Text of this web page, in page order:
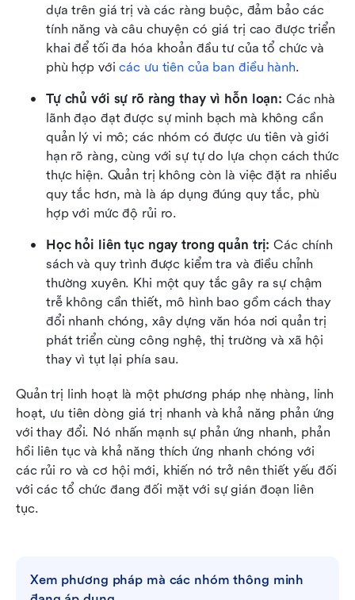
dựa trên giá trị và các ràng buộc, đảm bảo các
tính năng và câu chuyện có giá trị cao được triển
khai để tối đa hóa khoản đầu tư của tổ chức và
phù hợp với các ưu tiên của ban điều hành.
Tự chủ với sự rõ ràng thay vì hỗn loạn: Các nhà
lãnh đạo đạt được sự minh bạch mà không cần
quản lý vi mô; các nhóm có được ưu tiên và giới
hạn rõ ràng, cùng với sự tự do lựa chọn cách thức
thực hiện. Quản trị không còn là việc đặt ra nhiều
quy tắc hơn, mà là áp dụng đúng quy tắc, phù
hợp với mức độ rủi ro.
Học hỏi liên tục ngay trong quản trị: Các chính
sách và quy trình được kiểm tra và điều chỉnh
thường xuyên. Khi một quy tắc gây ra sự chậm
trễ không cần thiết, mô hình bao gồm cách thay
đổi nhanh chóng, xây dựng văn hóa nơi quản trị
phát triển cùng công nghệ, thị trường và xã hội
thay vì tụt lại phía sau.
Quản trị linh hoạt là một phương pháp nhẹ nhàng, linh
hoạt, ưu tiên dòng giá trị nhanh và khả năng phản ứng
với thay đổi. Nó nhấn mạnh sự phản ứng nhanh, phản
hồi liên tục và khả năng thích ứng nhanh chóng với
các rủi ro và cơ hội mới, khiến nó trở nên thiết yếu đối
với các tổ chức đang đối mặt với sự gián đoạn liên
tục.
Xem phương pháp mà các nhóm thông minh